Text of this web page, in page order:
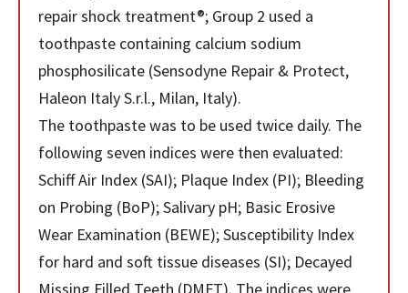
repair shock treatment®; Group 2 used a
toothpaste containing calcium sodium
phosphosilicate (Sensodyne Repair & Protect,
Haleon Italy S.r.l., Milan, Italy).
The toothpaste was to be used twice daily. The
following seven indices were then evaluated:
Schiff Air Index (SAI); Plaque Index (PI); Bleeding
on Probing (BoP); Salivary pH; Basic Erosive
Wear Examination (BEWE); Susceptibility Index
for hard and soft tissue diseases (SI); Decayed